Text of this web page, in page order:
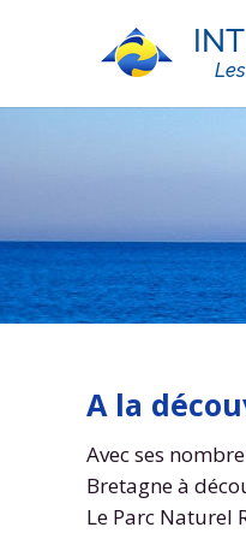
A la
Avec ses
Bretagne à
Le Parc Naturel